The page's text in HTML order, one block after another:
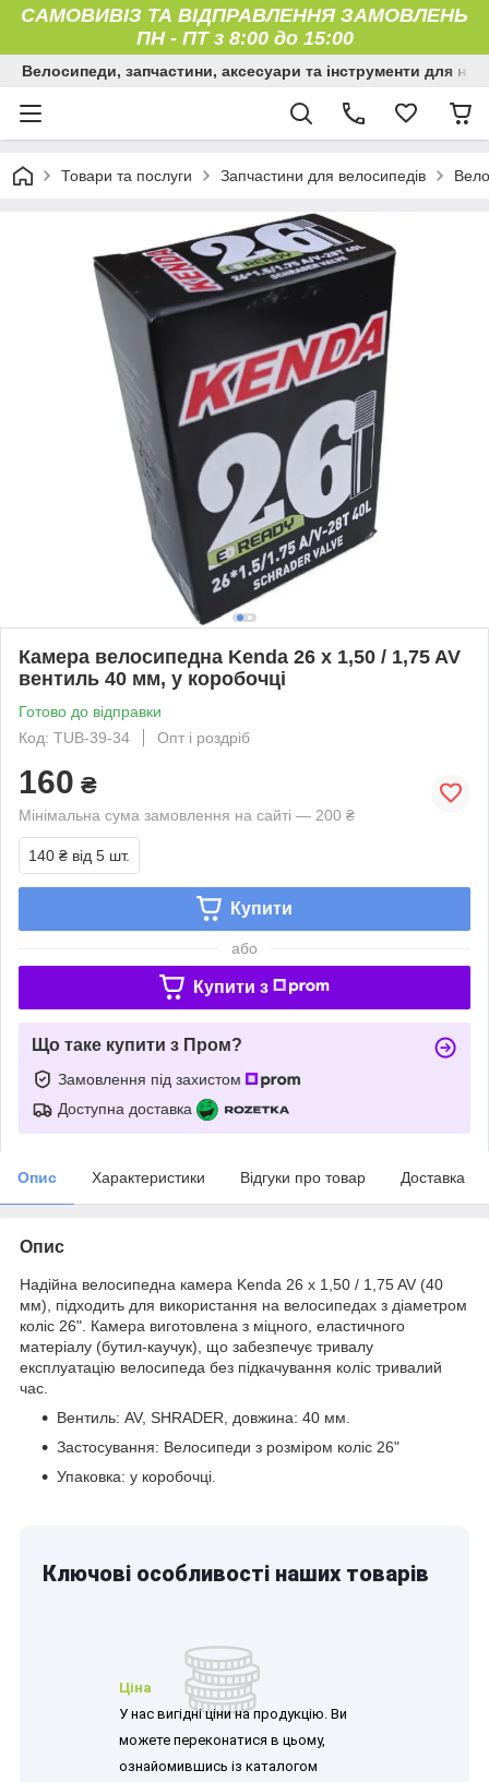
САМОВИВІЗ ТА ВІДПРАВЛЕННЯ ЗАМОВЛЕНЬ
ПН - ПТ з 8:00 до 15:00
Велосипеди, запчастини, аксесуари та інструменти для них
Товари та послуги Запчастини для велосипедів
Камера велосипедна Kenda 26 x 1,50 / 1,75 AV
вентиль 40 мм, у коробочці
Готово до відправки
Код: TUB-39-34
Опт і роздріб
160 ₴
Мінімальна сума замовлення на сайті — 200 ₴
140 ₴ від 5 шт.
Купити
або
Купити з
Що таке купити з Пром?
Замовлення під захистом
Доступна доставка
Опис Характеристики Відгуки про товар Доставка
Опис
Надійна велосипедна камера Kenda 26 x 1,50 / 1,75 AV (40
мм), підходить для використання на велосипедах з діаметром
коліс 26". Камера виготовлена з міцного, еластичного
матеріалу (бутил-каучук), що забезпечує тривалу
експлуатацію велосипеда без підкачування коліс тривалий
час.
Вентиль: AV, SHRADER, довжина: 40 мм.
Застосування: Велосипеди з розміром коліс 26"
Упаковка: у коробочці.
Ключові особливості наших товарів
Ціна
У нас вигідні ціни на продукцію. Ви
можете переконатися в цьому,
ознайомившись із каталогом